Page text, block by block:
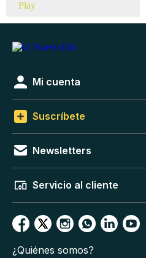
Mi cuenta
Suscríbete
Newsletters
Servicio al cliente
¿Quiénes somos?